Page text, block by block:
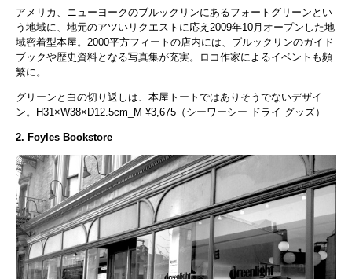
アメリカ、ニューヨークのブルックリンにあるフォートグリーンとい
う地域に、地元のアツいリクエストに応え2009年10月オープンした地
域密着型本屋。2000平方フィートの店内には、ブルックリンのガイド
ブックや歴史資料となる写真集が充実。ロコ作家によるイベントも頻
繁に。
グリーンと白の切り返しは、本屋トートではありそうでないデザイ
ン。H31×W38×D12.5cm_M ¥3,675（シーワーシー ドライ グッズ）
2. Foyles Bookstore